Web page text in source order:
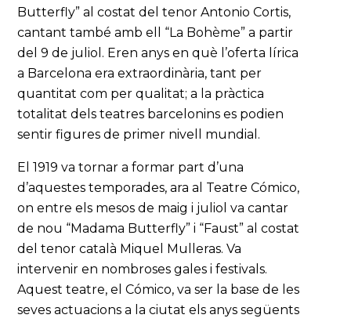
Butterfly” al costat del tenor Antonio Cortis,
cantant també amb ell “La Bohème” a partir
del 9 de juliol. Eren anys en què l’oferta lírica
a Barcelona era extraordinària, tant per
quantitat com per qualitat; a la pràctica
totalitat dels teatres barcelonins es podien
sentir figures de primer nivell mundial.
El 1919 va tornar a formar part d’una
d’aquestes temporades, ara al Teatre Cómico,
on entre els mesos de maig i juliol va cantar
de nou “Madama Butterfly” i “Faust” al costat
del tenor català Miquel Mulleras. Va
intervenir en nombroses gales i festivals.
Aquest teatre, el Cómico, va ser la base de les
seves actuacions a la ciutat els anys següents